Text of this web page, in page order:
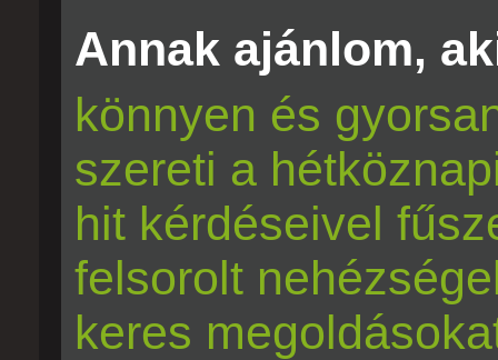
Annak ajánlom,
könnyen és
szereti a
hit kérdéseivel
felsorolt
keres